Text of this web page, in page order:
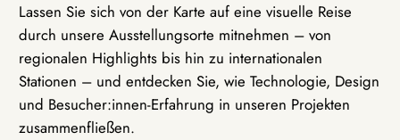
Lassen Sie sich von der Karte auf eine visuelle Reise
durch unsere Ausstellungsorte mitnehmen – von
regionalen Highlights bis hin zu internationalen
Stationen – und entdecken Sie, wie Technologie, Design
und Besucher:innen-Erfahrung in unseren Projekten
zusammenfließen.